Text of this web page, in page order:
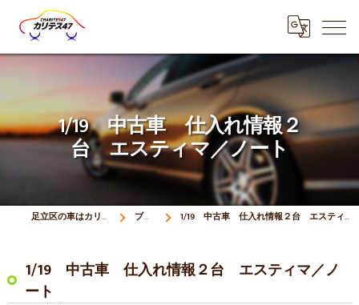
1/19 中古車 仕入れ情報２
台 エスティマ／ノート
足立区の車はカリテス47 ブログ 1/19 中古車 仕入れ情報２台 エスティマ／ノート
1/19 中古車 仕入れ情報２台 エスティマ／ノ
ート